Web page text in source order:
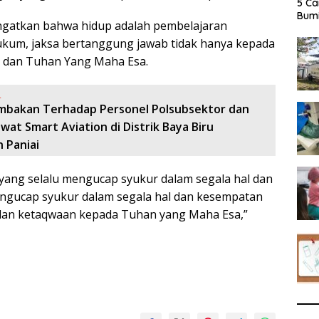
bahwa hidup adalah pembelajaran
jaksa bertanggung jawab tidak hanya kepada
Tuhan Yang Maha Esa.
Terhadap Personel Polsubsektor dan
Smart Aviation di Distrik Baya Biru
Paniai
selalu mengucap syukur dalam segala hal dan
syukur dalam segala hal dan kesempatan
ketaqwaan kepada Tuhan yang Maha Esa,”
5